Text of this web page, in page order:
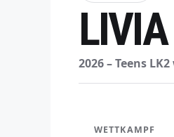
2026 – Teens
WETTKAMPF